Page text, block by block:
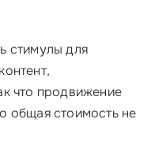
стимулы для
что продвижение
общая стоимость не